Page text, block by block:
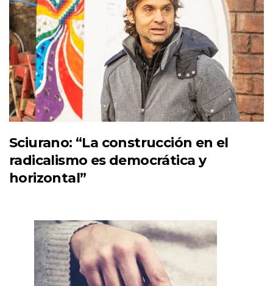
Sciurano: “La construcción en el
radicalismo es democrática y
horizontal”